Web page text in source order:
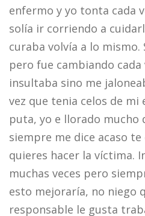
enfermo y yo tonta cada
solía ir corriendo a
curaba volvía a lo
pero fue cambiando cada
insultaba sino me
vez que tenia celos de mi
puta, yo e llorado mucho
siempre me dice acaso
quieres hacer la víctima.
muchas veces pero
esto mejoraría, no niego
responsable le gusta